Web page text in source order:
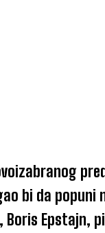
bi da popuni
Epstajn,